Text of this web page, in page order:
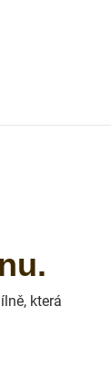
která